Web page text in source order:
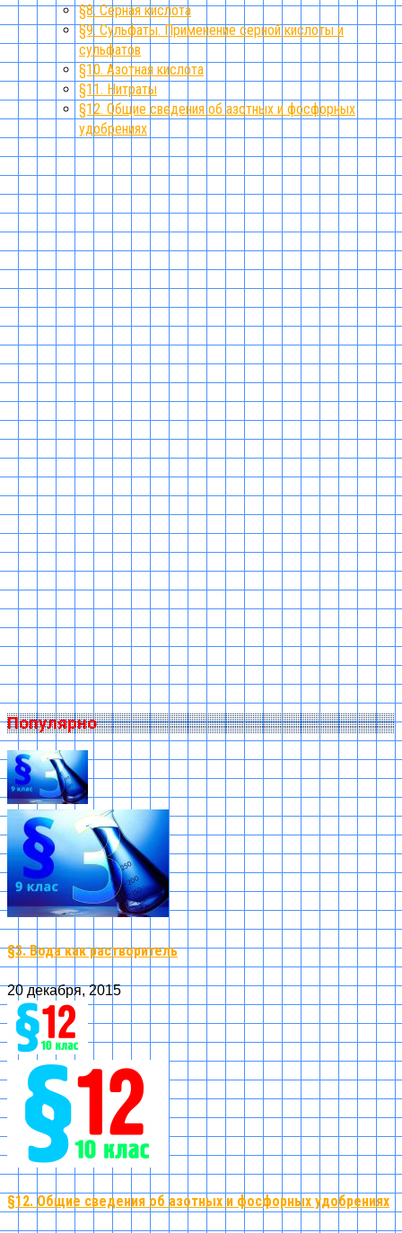
§8. Серная кислота
§9. Сульфаты. Применение серной кислоты и
сульфатов
§10. Азотная кислота
§11. Нитраты
§12. Общие сведения об азотных и фосфорных
удобрениях
Популярно
§3. Вода как растворитель
20 декабря, 2015
§12. Общие сведения об азотных и фосфорных удобрениях